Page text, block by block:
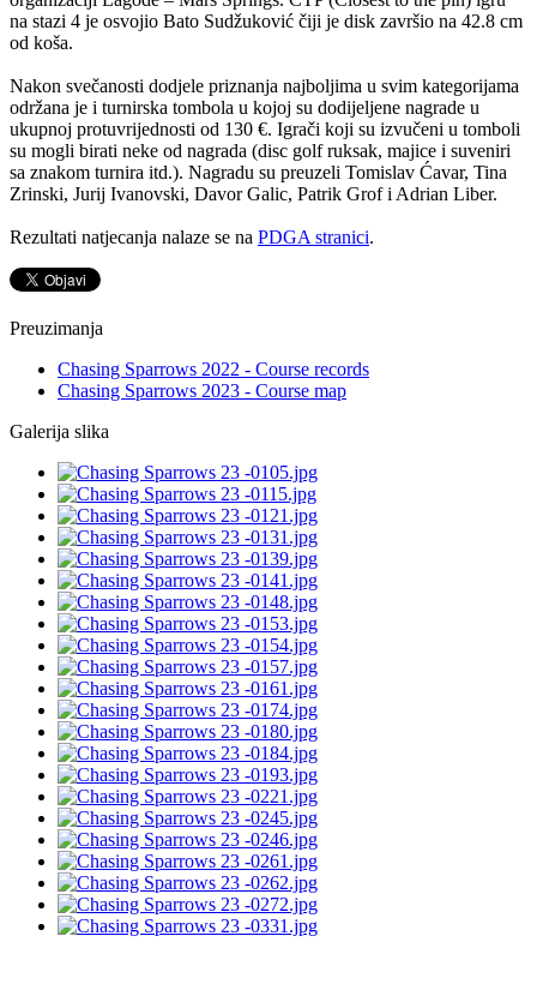
na stazi 4 je osvojio Bato Sudžuković čiji je disk završio na 42.8 cm
od koša.
Nakon svečanosti dodjele priznanja najboljima u svim kategorijama
održana je i turnirska tombola u kojoj su dodijeljene nagrade u
ukupnoj protuvrijednosti od 130 €. Igrači koji su izvučeni u tomboli
su mogli birati neke od nagrada (disc golf ruksak, majice i suveniri
sa znakom turnira itd.). Nagradu su preuzeli Tomislav Ćavar, Tina
Zrinski, Jurij Ivanovski, Davor Galic, Patrik Grof i Adrian Liber.
Rezultati natjecanja nalaze se na PDGA stranici.
Preuzimanja
Chasing Sparrows 2022 - Course records
Chasing Sparrows 2023 - Course map
Galerija slika